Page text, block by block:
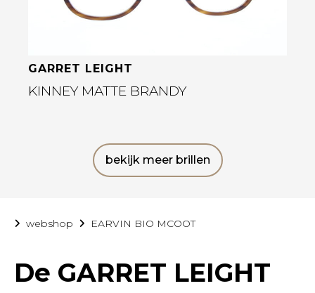
GARRET LEIGHT
KINNEY MATTE BRANDY
bekijk meer brillen
webshop EARVIN BIO MCOOT
De GARRET LEIGHT